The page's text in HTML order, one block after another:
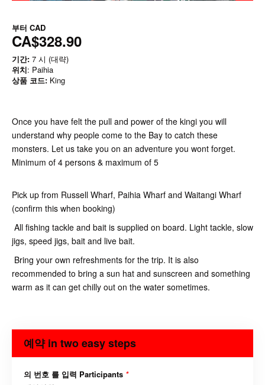
부터 CAD
CA$328.90
기간: 7 시 (대략)
위치: Paihia
상품 코드: King
Once you have felt the pull and power of the kingi you will
understand why people come to the Bay to catch these
monsters. Let us take you on an adventure you wont forget.
Minimum of 4 persons & maximum of 5
Pick up from Russell Wharf, Paihia Wharf and Waitangi Wharf
(confirm this when booking)
All fishing tackle and bait is supplied on board. Light tackle, slow
jigs, speed jigs, bait and live bait.
Bring your own refreshments for the trip. It is also
recommended to bring a sun hat and sunscreen and something
warm as it can get chilly out on the water sometimes.
예약 in two easy steps
의 번호 를 입력 Participants *